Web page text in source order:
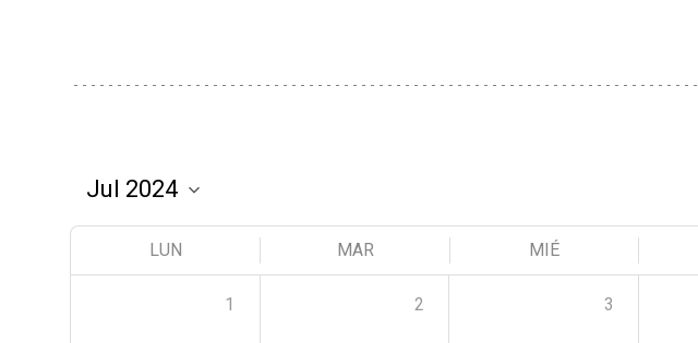
LUN MAR MIÉ
1 2 3